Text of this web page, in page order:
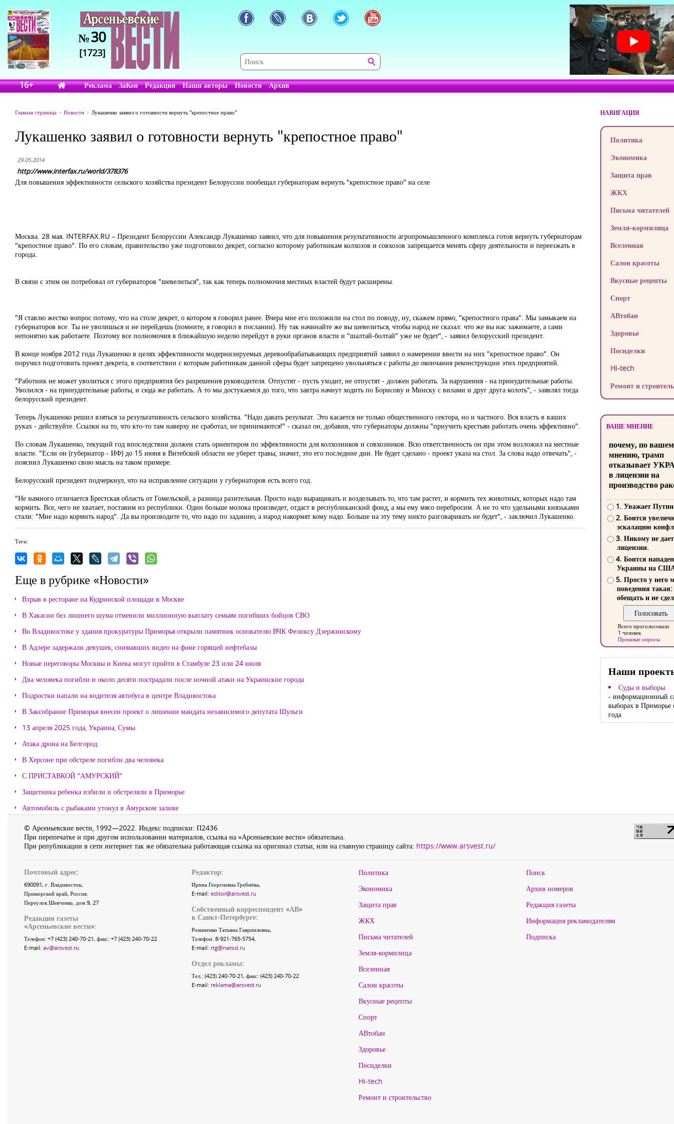
№30
[1723]
16+ Реклама ЗаКон Редакция Наши авторы Новости Архив
Главная страница Новости Лукашенко заявил о готовности вернуть "крепостное право"
Лукашенко заявил о готовности вернуть "крепостное право"
29.05.2014
http://www.interfax.ru/world/378376
Для повышения эффективности сельского хозяйства президент Белоруссии пообещал губернаторам вернуть "крепостное право" на селе
Москва. 28 мая. INTERFAX.RU – Президент Белоруссии Александр Лукашенко заявил, что для повышения результативности агропромышленного комплекса готов вернуть губернаторам
"крепостное право". По его словам, правительство уже подготовило декрет, согласно которому работникам колхозов и совхозов запрещается менять сферу деятельности и переезжать в
города.
В связи с этим он потребовал от губернаторов "шевелиться", так как теперь полномочия местных властей будут расширены.
"Я ставлю жестко вопрос потому, что на столе декрет, о котором я говорил ранее. Вчера мне его положили на стол по поводу, ну, скажем прямо, "крепостного права". Мы замыкаем на
губернаторов все. Ты не уволишься и не перейдешь (помните, я говорил в послании). Ну так начинайте же вы шевелиться, чтобы народ не сказал: что же вы нас зажимаете, а сами
непонятно как работаете. Поэтому все полномочия в ближайшую неделю перейдут в руки органов власти и "шалтай-болтай" уже не будет", - заявил белорусский президент.
В конце ноября 2012 года Лукашенко в целях эффективности модернизируемых деревообрабатывающих предприятий заявил о намерении ввести на них "крепостное право". Он
поручил подготовить проект декрета, в соответствии с которым работникам данной сферы будет запрещено увольняться с работы до окончания реконструкции этих предприятий.
"Работник не может уволиться с этого предприятия без разрешения руководителя. Отпустят - пусть уходит, не отпустят - должен работать. За нарушения - на принудительные работы.
Уволился - на принудительные работы, и сюда же работать. А то мы достукаемся до того, что завтра начнут ходить по Борисову и Минску с вилами и друг друга колоть", - заявлял тогда
белорусский президент.
Теперь Лукашенко решил взяться за результативность сельского хозяйства. "Надо давать результат. Это касается не только общественного сектора, но и частного. Вся власть в ваших
руках - действуйте. Ссылки на то, что кто-то там наверху не сработал, не принимаются!" - сказал он, добавив, что губернаторы должны "приучить крестьян работать очень эффективно".
По словам Лукашенко, текущий год впоследствии должен стать ориентиром по эффективности для колхозников и совхозников. Всю ответственность он при этом возложил на местные
власти. "Если он (губернатор - ИФ) до 15 июня в Витебской области не уберет травы, значит, это его последние дни. Не будет сделано - проект указа на стол. За слова надо отвечать", -
пояснил Лукашенко свою мысль на таком примере.
Белорусский президент подчеркнул, что на исправление ситуации у губернаторов есть всего год.
"Не намного отличается Брестская область от Гомельской, а разница разительная. Просто надо выращивать и возделывать то, что там растет, и кормить тех животных, которых надо там
кормить. Все, чего не хватает, поставим из республики. Один больше молока произведет, отдаст в республиканский фонд, а мы ему мясо перебросим. А не то что удельными князьками
стали: "Мне надо кормить народ". Да вы производите то, что надо по заданию, а народ накормят кому надо. Больше на эту тему никто разговаривать не будет", - заключил Лукашенко.
Теги:
Еще в рубрике «Новости»
Взрыв в ресторане на Кудринской площади в Москве
В Хакасии без лишнего шума отменили миллионную выплату семьям погибших бойцов СВО
Во Владивостоке у здания прокуратуры Приморья открыли памятник основателю ВЧК Феликсу Дзержинскому
В Адлере задержали девушек, снимавших видео на фоне горящей нефтебазы
Новые переговоры Москвы и Киева могут пройти в Стамбуле 23 или 24 июля
Два человека погибли и около десяти пострадали после ночной атаки на Украинские города
Подростки напали на водителя автобуса в центре Владивостока
В Заксобрание Приморья внесен проект о лишении мандата независимого депутата Шульги
13 апреля 2025 года, Украина, Сумы.
Атака дрона на Белгород
В Херсоне при обстреле погибли два человека
С ПРИСТАВКОЙ "АМУРСКИЙ"
Защитника ребенка избили и обстреляли в Приморье
Автомобиль с рыбаками утонул в Амурском заливе
НАВИГАЦИЯ
Политика
Экономика
Защита прав
ЖКХ
Письма читателей
Земля-кормилица
Вселенная
Салон красоты
Вкусные рецепты
Спорт
АВтобан
Здоровье
Посиделки
Hi-tech
Ремонт и
ВАШЕ МНЕНИЕ
почему, по
мнению, трамп
отказывает
в лицензии на
производство
1. Уважает
2. Боится
эскалацию
3. Никому не
лицензии.
4. Боится
Украины на
5. Просто у него
поведения такая:
обещать и не
Всего проголосовало
1 человек
Прошлые опросы
Наши
Суды и выборы
- информационный
выборах в Приморье
года
© Арсеньевские вести, 1992—2022. Индекс подписки: П2436
При перепечатке и при другом использовании материалов, ссылка на «Арсеньевские вести» обязательна.
При републикации в сети интернет так же обязательна работающая ссылка на оригинал статьи, или на главную страницу сайта: https://www.arsvest.ru/
Почтовый адрес:
690091, г. Владивосток,
Приморский край, Россия.
Переулок Шевченко, дом 9, 27
Редакция газеты
«Арсеньевские вести»:
Телефон: +7 (423) 240-70-21, факс: +7 (423) 240-70-22
E-mail: av@arsvest.ru
Редактор:
Ирина Георгиевна Гребнёва,
E-mail: editor@arsvest.ru
Собственный корреспондент «АВ»
в Санкт-Петербурге:
Романенко Татьяна Гаврииловна,
Телефон: 8-921-765-5754,
E-mail: rtg@narod.ru
Отдел рекламы:
Тел.: (423) 240-70-21, факс: (423) 240-70-22
E-mail: reklama@arsvest.ru
Политика
Экономика
Защита прав
ЖКХ
Письма читателей
Земля-кормилица
Вселенная
Салон красоты
Вкусные рецепты
Спорт
АВтобан
Здоровье
Посиделки
Hi-tech
Ремонт и строительство
Поиск
Архив номеров
Редакция газеты
Информация рекламодателям
Подписка